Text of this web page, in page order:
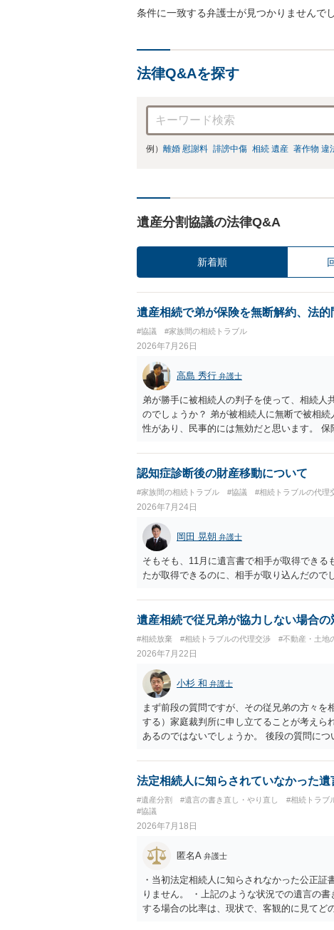
条件に一致する弁護士が見つかりませんで
法律Q&Aを探す
例） 離婚 慰謝料 誹謗中傷 相続 遺産 著作物 違
遺産分割協議の法律Q&A
新着順
遺産相続で弟が保険を無断解約、法的
#協議 #家族間の相続トラブル
2026年7月26日
高島 秀行 弁護士
弟が勝手に被相続人の判子を使って、相続
のでしょうか？ 弟が被相続人に無断で被相
性があり、民事的には無効だと思います。
認知症診断後の財産移動について
#家族間の相続トラブル #協議 #相続トラブルの代理
2026年7月24日
岡田 晃朝 弁護士
そもそも、11月に遺言書で相手が取得でき
たが取得できるのに、相手が取り込んだので
遺産相続で従兄弟が協力しない場合の
#相続放棄 #相続トラブルの代理交渉 #不動産・土地
2026年7月22日
小杉 和 弁護士
まず前段の質問ですが、その従兄弟の方々
する）家庭裁判所に申し立てることが考えら
あるのではないでしょうか。 後段の質問に
法定相続人に知らされていなかった遺
#遺産分割 #遺言の書き直し・やり直し #相続トラブ
#協議
2026年7月18日
匿名A 弁護士
・当初法定相続人に知らされなかった公正
りません。 ・上記のような状況での遺言の
する場合の比率は、現状で、客観的に見て